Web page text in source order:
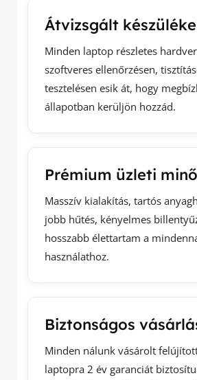
Átvizsgált
Minden laptop részletes
szoftveres ellenőrzésen,
tesztelésen esik át, hogy
állapotban kerüljön hozzád.
Prémium üzleti
Masszív kialakítás, tartós
jobb hűtés, kényelmes
hosszabb élettartam a
használathoz.
Biztonságos
Minden nálunk vásárolt
laptopra 2 év garanciát